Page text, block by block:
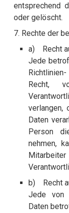
entsprechend
oder gelöscht.
7. Rechte der
a) Recht
Jede
Recht,
verlangen,
Daten
Person
nehmen,
b) Recht
Jede von
Daten